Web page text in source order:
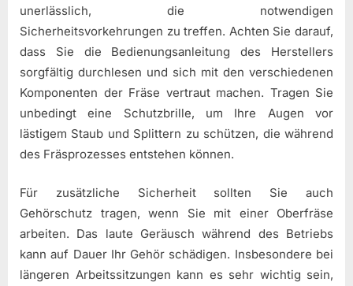
unerlässlich, die notwendigen
Sicherheitsvorkehrungen zu treffen. Achten Sie darauf,
dass Sie die Bedienungsanleitung des Herstellers
sorgfältig durchlesen und sich mit den verschiedenen
Komponenten der Fräse vertraut machen. Tragen Sie
unbedingt eine Schutzbrille, um Ihre Augen vor
lästigem Staub und Splittern zu schützen, die während
des Fräsprozesses entstehen können.
Für zusätzliche Sicherheit sollten Sie auch
Gehörschutz tragen, wenn Sie mit einer Oberfräse
arbeiten. Das laute Geräusch während des Betriebs
kann auf Dauer Ihr Gehör schädigen. Insbesondere bei
längeren Arbeitssitzungen kann es sehr wichtig sein,